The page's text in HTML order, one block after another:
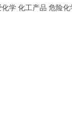
化学 化工产品 危险化